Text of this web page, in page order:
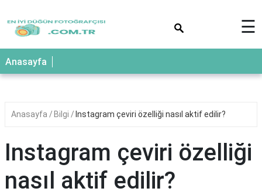
☰
Anasayfa
Anasayfa Bilgi Instagram çeviri özelliği nasıl aktif edilir?
Instagram çeviri özelliği
nasıl aktif edilir?